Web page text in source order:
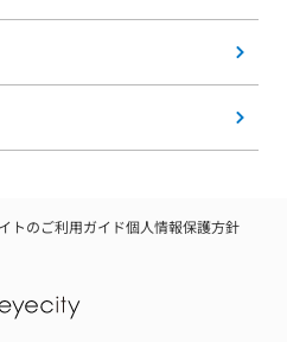
トのご利用ガイド個人情報保護方針